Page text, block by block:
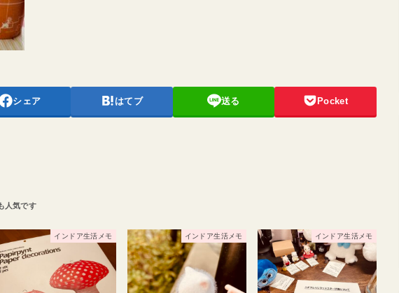
シェア はてブ 送る Pocket
インドア生活メモ インドア生活メモ インドア生活メモ